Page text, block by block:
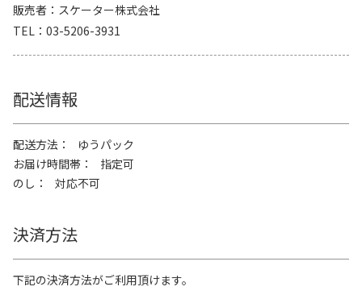
販売者
スケーター株式会社
TEL
03-5206-3931
配送情報
配送方法
ゆうパック
お届け時間帯
指定可
のし
対応不可
決済方法
下記の決済方法がご利用頂けます。